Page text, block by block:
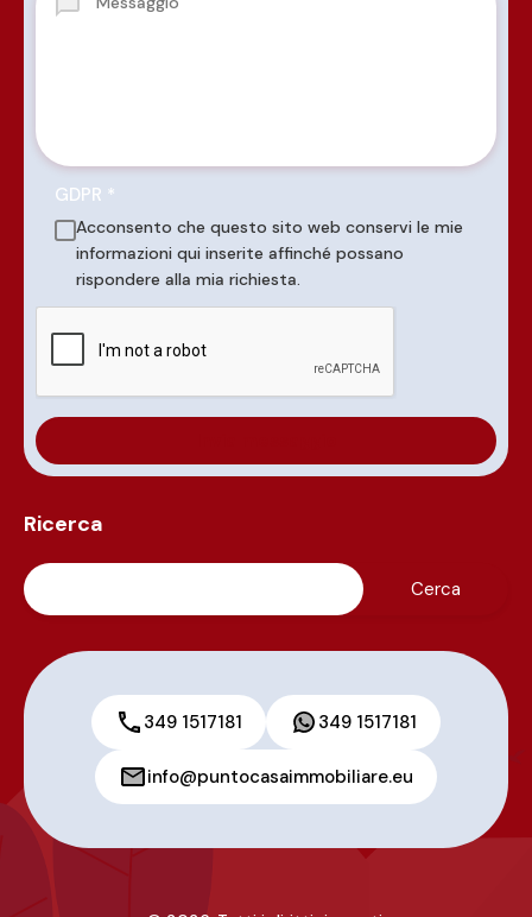
GDPR *
Acconsento che questo sito web conservi le mie
informazioni qui inserite affinché possano
rispondere alla mia richiesta.
Ricerca
349 1517181 349 1517181
info@puntocasaimmobiliare.eu